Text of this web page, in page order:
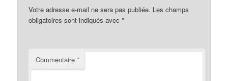
Votre adresse e-mail ne sera pas publiée. Les champs
obligatoires sont indiqués avec*
Commentaire*